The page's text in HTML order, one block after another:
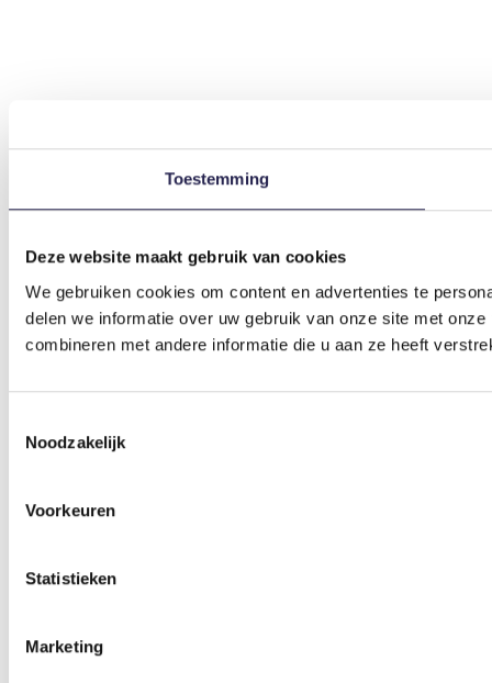
Toestemming
Deze website maakt gebruik van cookies
We gebruiken cookies om content en advertenties te
delen we informatie over uw gebruik van onze site met
combineren met andere informatie die u aan ze heeft
Noodzakelijk
Voorkeuren
Statistieken
Marketing